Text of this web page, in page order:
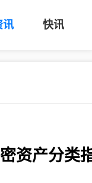
讯 快讯
资产分类